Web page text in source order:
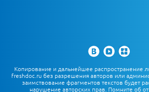
Копирование и дальнейшее распространение
freshdoc.ru без разрешения авторов или
заимствование фрагментов текстов будет
нарушение авторских прав. Помните об